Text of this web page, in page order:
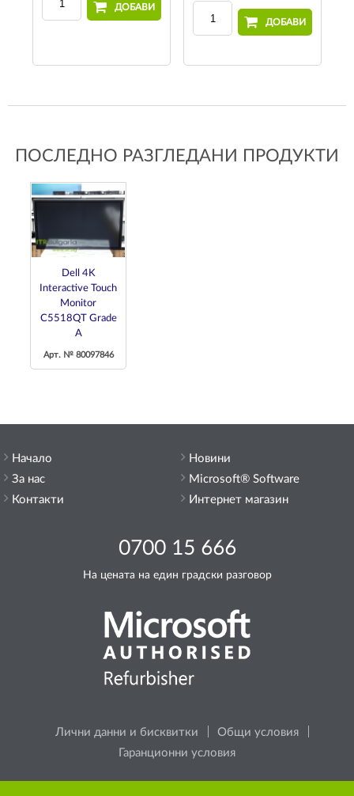
ДОБАВИ
ДОБАВИ
ПОСЛЕДНО РАЗГЛЕДАНИ ПРОДУКТИ
Dell 4K
Interactive Touch
Monitor
C5518QT Grade
A
Арт. № 80097846
Начало
За нас
Контакти
0700 15 666
На цената на един градски разговор
Лични данни и бисквитки
Общи условия
Гаранционни условия
Новини
Microsoft® Software
Интернет магазин